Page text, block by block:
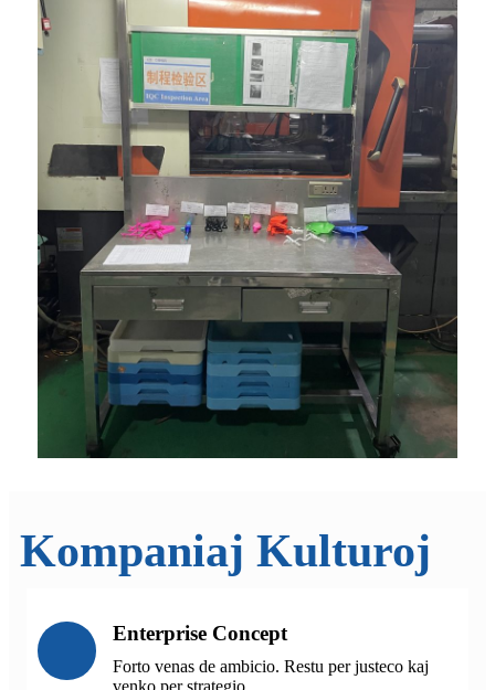
Kompaniaj Kulturoj
Enterprise Concept
Forto venas de ambicio. Restu per justeco kaj
venko per strategio